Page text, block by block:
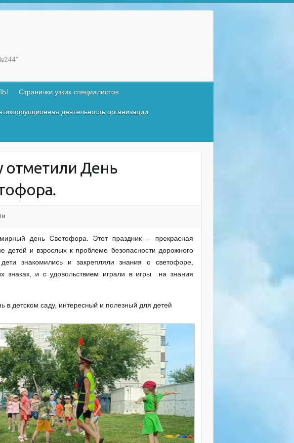
Странички узких специалистов
деятельность организации
отметили День
день Светофора. Этот праздник – прекрасная
детей и взрослых к проблеме безопасности дорожного
знакомились и закрепляли знания о светофоре,
знаках, и с удовольствием играли в игры на знания
в детском саду, интересный и полезный для детей